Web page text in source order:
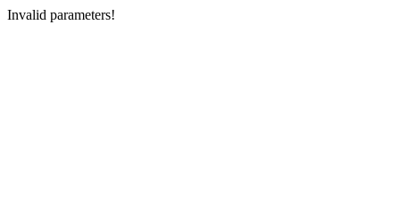
Invalid parameters!